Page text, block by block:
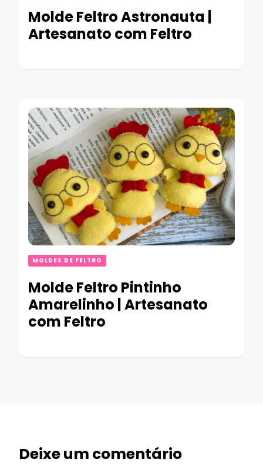
Molde Feltro Astronauta |
Artesanato com Feltro
MOLDES DE FELTRO
Molde Feltro Pintinho
Amarelinho | Artesanato
com Feltro
Deixe um comentário